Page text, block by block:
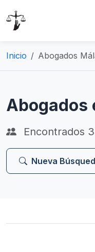
Inicio Abogados
Abogados
Encontrados
Nueva